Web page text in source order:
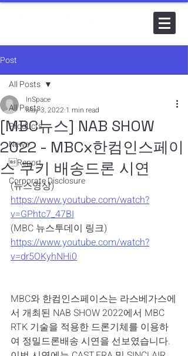
Post
All Posts
Products
News
Report
Corporate Disclosure
All Posts
[MBC뉴스] NAB SHOW
2022 - MBCx한컴인스페이
스 쿠키 배송드론 시연
InSpace
May 3, 2022 1 min read
(뉴스영상)
https://www.youtube.com/watch?
v=GPhtc7_47BI
(MBC 뉴스투데이 링크)
https://www.youtube.com/watch?
v=dr5OKyhNHi0
MBC와 한컴인스페이스는 라스베가스에
서 개최된 NAB SHOW 2022에서 MBC
RTK 기술을 적용한 드론기체를 이용하
여 정밀드론배송 시연을 선보였습니다.